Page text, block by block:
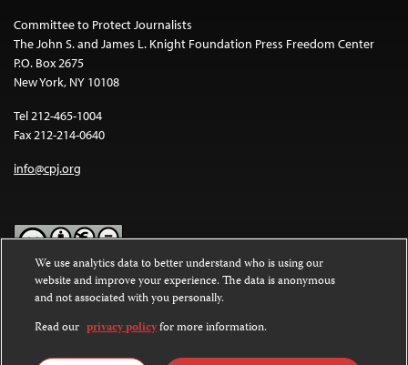
Committee to Protect Journalists
The John S. and James L. Knight Foundation Press Freedom Center
P.O. Box 2675
New York, NY 10108
Tel 212-465-1004
Fax 212-214-0640
info@cpj.org
Except where noted, text on this website is licensed under a
Commons Attribution-NonCommercial-NoDerivatives 4.0
International License.
Images and other media are not covered by the Creative Commons
We use analytics data to better understand who is using our
website and improve your experience. The data is anonymous
and not associated with you personally.
Read our privacy policyfor more information.